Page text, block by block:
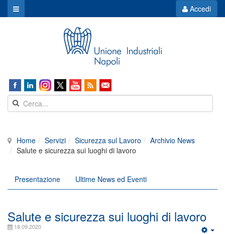
Accedi
Home Servizi Sicurezza sul Lavoro
Archivio News
Salute e sicurezza sui luoghi di lavoro
Presentazione Ultime News ed Eventi
Salute e sicurezza sui luoghi di lavoro
18.09.2020